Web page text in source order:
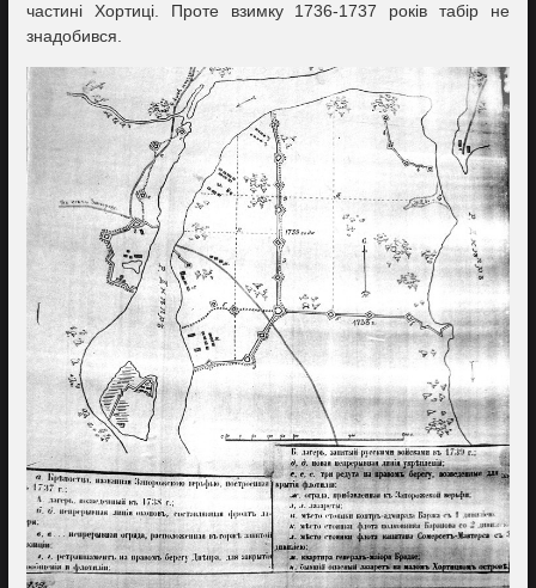
частині Хортиці. Проте взимку 1736-1737 років табір не
знадобився.